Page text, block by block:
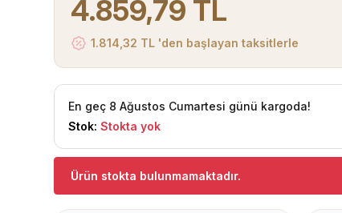
4.859,79 TL
1.814,32 TL 'den başlayan taksitlerle
En geç 8 Ağustos Cumartesi günü kargoda!
Stok: Stokta yok
Ürün stokta bulunmamaktadır.